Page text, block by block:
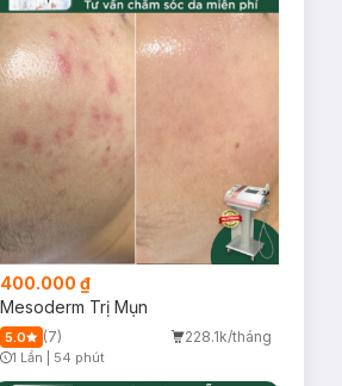
400.000 ₫
Mesoderm Trị Mụn
5.0 (7) 228.1k/tháng
Timer Gray Icon
1 Lần 54 phút